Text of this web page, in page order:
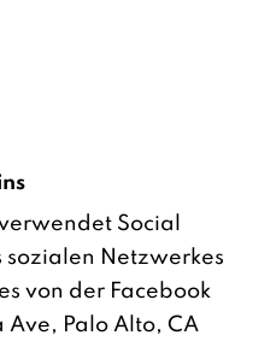
Social
sozialen Netzwerkes
von der Facebook
Ave, Palo Alto, CA